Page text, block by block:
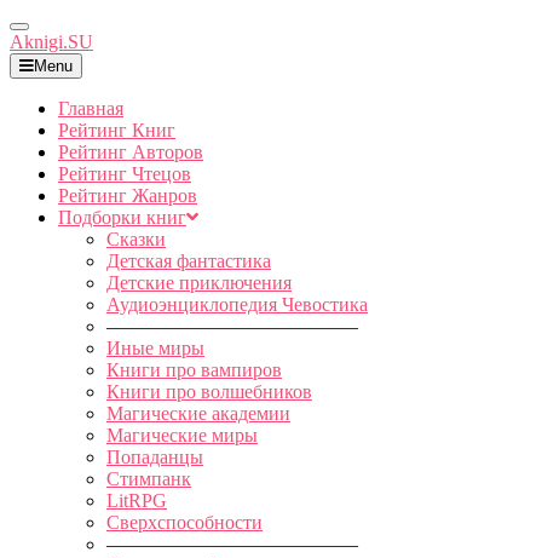
Toggle
Navigation
Aknigi.SU
Menu
Главная
Рейтинг Книг
Рейтинг Авторов
Рейтинг Чтецов
Рейтинг Жанров
Подборки книг
Сказки
Детская фантастика
Детские приключения
Аудиоэнциклопедия Чевостика
—————————————
Иные миры
Книги про вампиров
Книги про волшебников
Магические академии
Магические миры
Попаданцы
Стимпанк
LitRPG
Сверхспособности
—————————————